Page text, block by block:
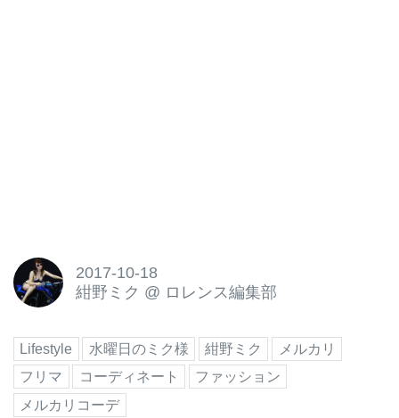
2017-10-18
紺野ミク @ ロレンス編集部
Lifestyle 水曜日のミク様 紺野ミク
メルカリ
フリマ
コーディネート
ファッション
メルカリコーデ